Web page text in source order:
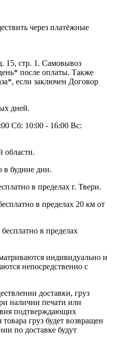
через платёжные
15, стр. 1. Самовывоз
после оплаты. Также
если заключен Договор
дней.
Сб: 10:00 - 16:00 Вс:
области.
в будние дни.
в пределах г. Твери.
в пределах 20 км от
в пределах
индивидуально и
непосредственно с
доставки, груз
наличии печати или
подтверждающих
груз будет возвращен
по доставке будут